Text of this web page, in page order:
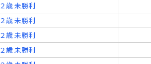
２歳 未勝利
２歳 未勝利
２歳 未勝利
２歳 未勝利